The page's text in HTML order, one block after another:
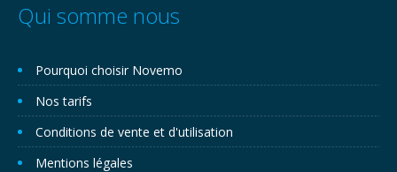
Qui somme nous
Pourquoi choisir Novemo
Nos tarifs
Conditions de vente et d'utilisation
Mentions légales